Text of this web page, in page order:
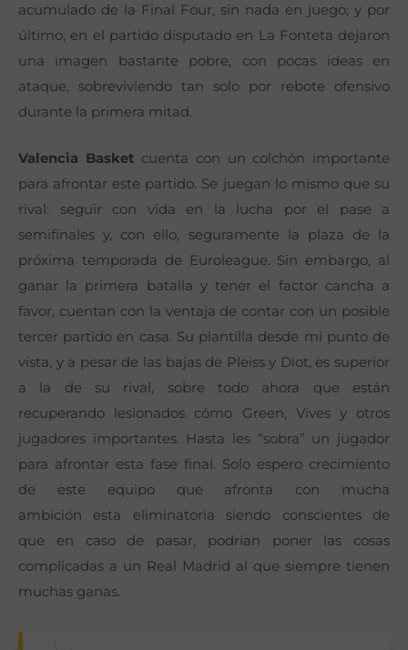
acumulado de la Final Four, sin nada en juego; y por
último, en el partido disputado en La Fonteta dejaron
una imagen bastante pobre, con pocas ideas en
ataque, sobreviviendo tan solo por rebote ofensivo
durante la primera mitad.
Valencia Basket cuenta con un colchón importante
para afrontar este partido. Se juegan lo mismo que su
rival: seguir con vida en la lucha por el pase a
semifinales y, con ello, seguramente la plaza de la
próxima temporada de Euroleague. Sin embargo, al
ganar la primera batalla y tener el factor cancha a
favor, cuentan con la ventaja de contar con un posible
tercer partido en casa. Su plantilla desde mi punto de
vista, y a pesar de las bajas de Pleiss y Diot, es superior
a la de su rival, sobre todo ahora que están
recuperando lesionados cómo Green, Vives y otros
jugadores importantes. Hasta les “sobra” un jugador
para afrontar esta fase final. Solo espero crecimiento
de este equipo que afronta con mucha
ambición esta eliminatoria siendo conscientes de
que en caso de pasar, podrían poner las cosas
complicadas a un Real Madrid al que siempre tienen
muchas ganas.